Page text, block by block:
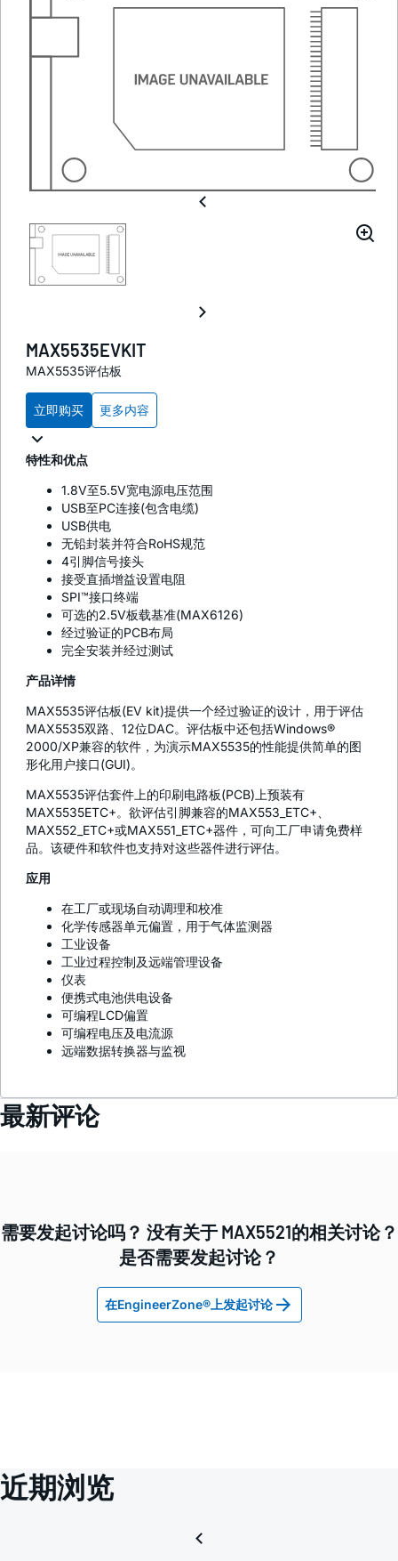
MAX5535EVKIT
MAX5535评估板
立即购买 更多内容
特性和优点
1.8V至5.5V宽电源电压范围
USB至PC连接(包含电缆)
USB供电
无铅封装并符合RoHS规范
4引脚信号接头
接受直插增益设置电阻
SPI™接口终端
可选的2.5V板载基准(MAX6126)
经过验证的PCB布局
完全安装并经过测试
产品详情
MAX5535评估板(EV kit)提供一个经过验证的设计，用于评估
MAX5535双路、12位DAC。评估板中还包括Windows®
2000/XP兼容的软件，为演示MAX5535的性能提供简单的图
形化用户接口(GUI)。
MAX5535评估套件上的印刷电路板(PCB)上预装有
MAX5535ETC+。欲评估引脚兼容的MAX553_ETC+、
MAX552_ETC+或MAX551_ETC+器件，可向工厂申请免费样
品。该硬件和软件也支持对这些器件进行评估。
应用
在工厂或现场自动调理和校准
化学传感器单元偏置，用于气体监测器
工业设备
工业过程控制及远端管理设备
仪表
便携式电池供电设备
可编程LCD偏置
可编程电压及电流源
远端数据转换器与监视
最新评论
需要发起讨论吗？ 没有关于 MAX5521的相关讨论？
是否需要发起讨论？
在EngineerZone®上发起讨论
近期浏览